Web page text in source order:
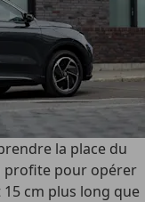
la place du
profite pour opérer
15 cm plus long que